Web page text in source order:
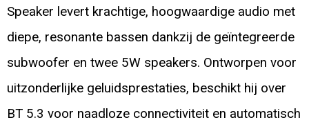
Speaker levert krachtige, hoogwaardige audio met
diepe, resonante bassen dankzij de geïntegreerde
subwoofer en twee 5W speakers. Ontworpen voor
uitzonderlijke geluidsprestaties, beschikt hij over
BT 5.3 voor naadloze connectiviteit en automatisch